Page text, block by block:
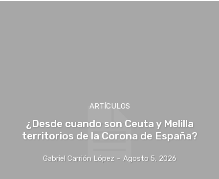
ARTÍCULOS
¿Desde cuando son Ceuta y Melilla
territorios de la Corona de España?
Gabriel Carrión López - Agosto 5, 2026